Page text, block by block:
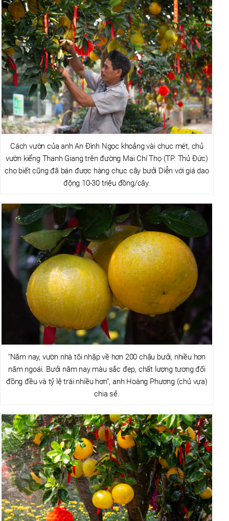
Cách vườn của anh An Đình Ngọc khoảng vài chục mét, chủ
vườn kiểng Thanh Giang trên đường Mai Chí Thọ (TP. Thủ Đức)
cho biết cũng đã bán được hàng chục cây bưởi Diễn với giá dao
động 10-30 triệu đồng/cây.
"Năm nay, vườn nhà tôi nhập về hơn 200 chậu bưởi, nhiều hơn
năm ngoái. Bưởi năm nay màu sắc đẹp, chất lượng tương đối
đồng đều và tỷ lệ trái nhiều hơn”, anh Hoàng Phương (chủ vựa)
chia sẻ.